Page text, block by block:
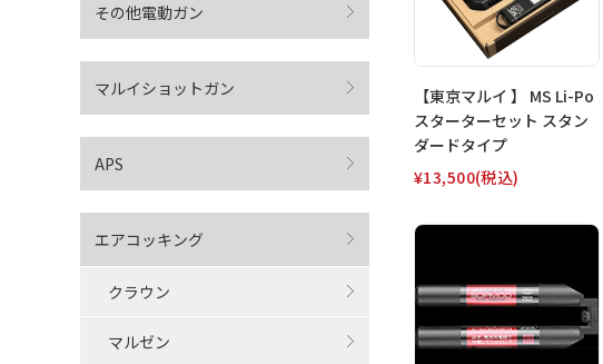
【東京マルイ 】 MS Li-Po
スターターセット スタン
ダードタイプ
¥13,500(税込)
その他電動ガン
マルイショットガン
APS
エアコッキング
クラウン
マルゼン